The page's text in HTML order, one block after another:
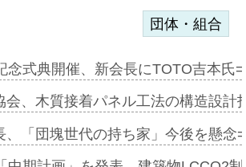
団体・組合
念式典開催、新会長にTOTO吉本氏
会、木質接着パネル工法の構造設
、「団塊世代の持ち家」今後を懸